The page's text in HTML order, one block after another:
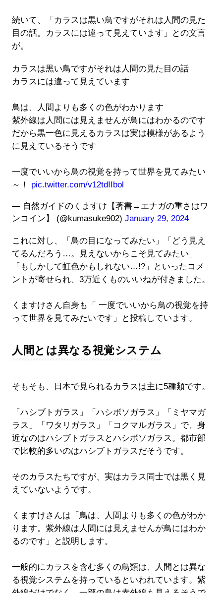
続いて、「カラスは黒い鳥ですがそれは人間の見た
目の話。カラスには違って見えています」との文言
が。
カラスは黒い鳥ですがそれは人間の見た目の話
カラスには違って見えています
鳥は、人間よりも多くの色がわかります
紫外線は人間には見えませんが鳥にはわかるのです
だから黒一色に見えるカラスは実は模様があるよう
に見えているそうです
一度でいいから鳥の視覚を持って世界を見てみたい
～！ pic.twitter.com/v12tdIIbol
— 自然ガイドのくますけ【著書→エナガの重さはワ
ンコイン】 (@kumasuke902) January 29, 2024
これに対し、「鳥の目になってみたい」「どう見え
てるんだろう…。見えないからこそ見てみたい」
「もしかして虹色かもしれない…!?」といったコメ
ントが寄せられ、3万近くものいいねが付きました。
くますけさん自身も「 一度でいいから鳥の視覚を持
って世界を見てみたいです」と投稿しています。
人間とは異なる視覚システム
そもそも、日本で見られるカラスは主に5種類です。
「ハシブトガラス」「ハシボソガラス」「ミヤマガ
ラス」「ワタリガラス」「コクマルガラス」で、身
近なのはハシブトガラスとハシボソガラス。都市部
で比較的多いのはハシブトガラスだそうです。
そのカラスたちですが、実はカラス同士では黒く見
えていないようです。
くますけさんは「鳥は、人間よりも多くの色がわか
ります。紫外線は人間には見えませんが鳥にはわか
るのです」と説明します。
一般的にカラスを含む多くの鳥類は、人間とは異な
る視覚システムを持っているといわれています。紫